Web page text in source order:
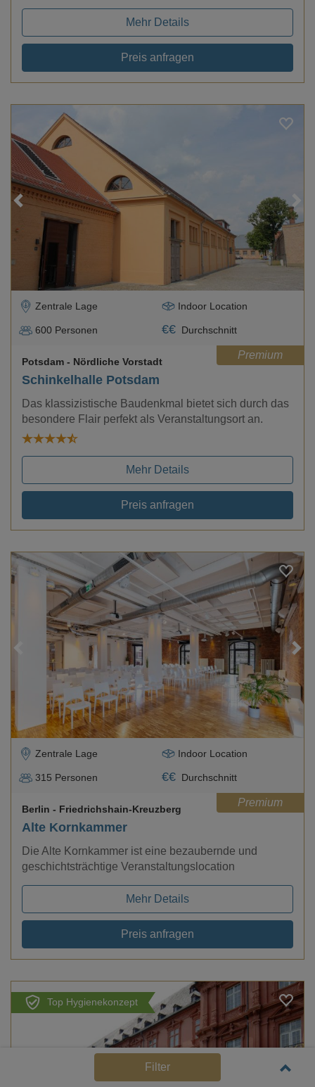
Mehr Details
Preis anfragen
Loading...
Zentrale Lage Indoor Location
600 Personen €€ Durchschnitt
Premium
Schinkelhalle Potsdam
Potsdam - Nördliche Vorstadt
Das klassizistische Baudenkmal bietet sich durch das
besondere Flair perfekt als Veranstaltungsort an.
Mehr Details
Preis anfragen
Loading...
Zentrale Lage Indoor Location
315 Personen €€ Durchschnitt
Premium
Alte Kornkammer
Berlin - Friedrichshain-Kreuzberg
Die Alte Kornkammer ist eine bezaubernde und
geschichtsträchtige Veranstaltungslocation
Mehr Details
Preis anfragen
Top Hygienekonzept
Loading...
Filter